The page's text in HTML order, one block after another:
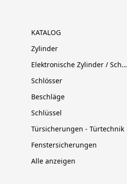
KATALOG
Zylinder
Elektronische Zylinder / Schließsysteme
Schlösser
Beschläge
Schlüssel
Türsicherungen - Türtechnik
Fenstersicherungen
Alle anzeigen